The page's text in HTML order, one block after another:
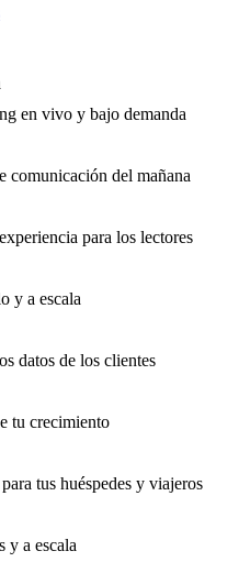
en vivo y bajo demanda
comunicación del mañana
para los lectores
y a escala
datos de los clientes
tu crecimiento
tus huéspedes y viajeros
y a escala